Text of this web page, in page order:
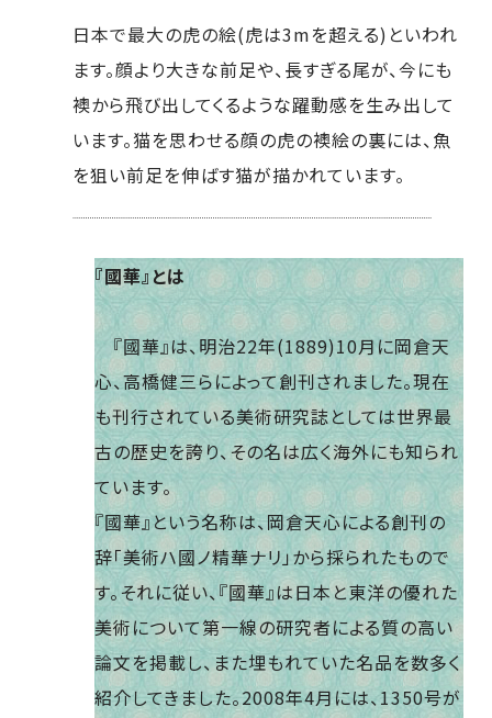
日本で最大の虎の絵(虎は3mを超える)といわれ
ます。顔より大きな前足や、長すぎる尾が、今にも
襖から飛び出してくるような躍動感を生み出して
います。猫を思わせる顔の虎の襖絵の裏には、魚
を狙い前足を伸ばす猫が描かれています。
『國華』とは
『國華』は、明治22年(1889)10月に岡倉天
心、高橋健三らによって創刊されました。現在
も刊行されている美術研究誌としては世界最
古の歴史を誇り、その名は広く海外にも知られ
ています。
『國華』という名称は、岡倉天心による創刊の
辞「美術ハ國ノ精華ナリ」から採られたもので
す。それに従い、『國華』は日本と東洋の優れた
美術について第一線の研究者による質の高い
論文を掲載し、また埋もれていた名品を数多く
紹介してきました。2008年4月には、1350号が